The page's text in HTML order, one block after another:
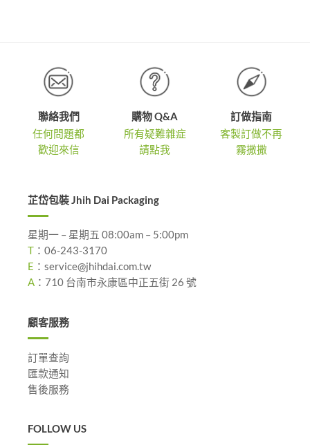
聯絡我們
任何問題都
歡迎來信
購物 Q&A
所有疑難雜症
請點我
訂做指南
客製訂做不再
霧撒撒
芷岱包裝 Jhih Dai Packaging
星期一 – 星期五 08:00am – 5:00pm
T ： 06-243-3170
E ： service@jhihdai.com.tw
A ： 710 台南市永康區中正五街 26 號
顧客服務
訂單查詢
匯款通知
售後服務
FOLLOW US